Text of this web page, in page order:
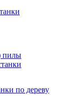
пилы
по дереву